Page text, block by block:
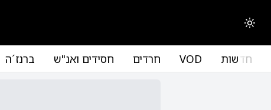
החלפת מצב תצוגה
חדשות VOD חרדים חסידים ואנ"ש ברנז´ה